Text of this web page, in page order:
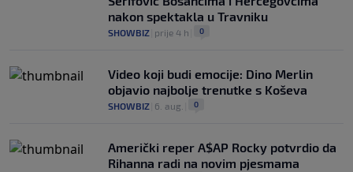
nakon spektakla u Travniku
SHOWBIZ prije 4 h 0
Video koji budi emocije: Dino Merlin
objavio najbolje trenutke s Koševa
SHOWBIZ 6. aug. 0
Američki reper A$AP Rocky potvrdio da
Rihanna radi na novim pjesmama